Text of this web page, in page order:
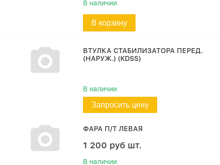
В наличии
В корзину
ВТУЛКА СТАБИЛИЗАТОРА ПЕРЕД.
(НАРУЖ.) (KDSS)
В наличии
Запросить цену
ФАРА П/Т ЛЕВАЯ
1 200 руб шт.
В наличии